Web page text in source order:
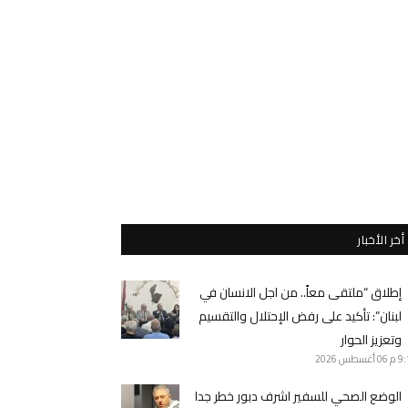
أخر الأخبار
إطلاق “ملتقى معاً.. من اجل الانسان في
لبنان”: تأكيد على رفض الإحتلال والتقسيم
وتعزيز الحوار
م 06 أغسطس 2026
الوضع الصحي للسفير اشرف دبور خطر جدا